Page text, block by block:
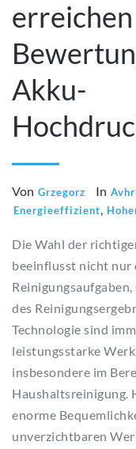
Akku-
Von Grzegorz In
Energieeffizient,
Die Wahl der
beeinflusst nicht nur
des
Technologie sind
leistungsstarke
insbesondere im
Haushaltsreinigung.
enorme
unverzichtbaren